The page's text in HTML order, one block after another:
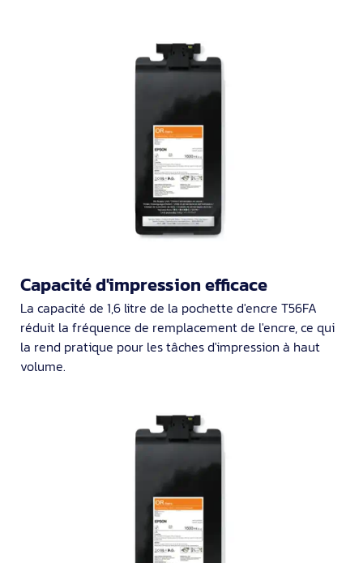
Capacité d'impression efficace
La capacité de 1,6 litre de la pochette d'encre T56FA
réduit la fréquence de remplacement de l'encre, ce qui
la rend pratique pour les tâches d'impression à haut
volume.